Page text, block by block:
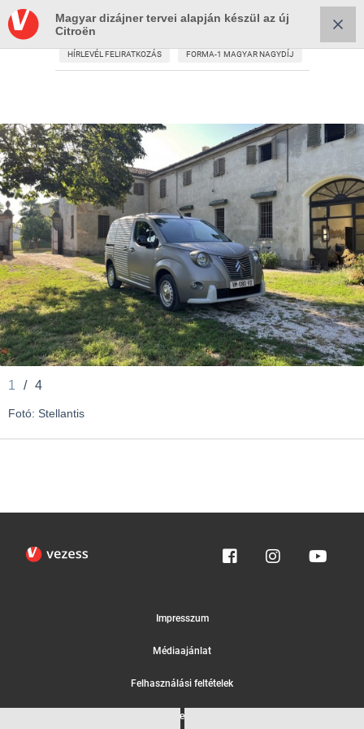
HÍRLEVÉL FELIRATKOZÁS FORMA-1 MAGYAR NAGYDÍJ
Magyar dizájner tervei alapján készül az új
Citroën
1 / 4
Fotó: Stellantis
Impresszum
Médiaajánlat
Felhasználási feltételek
Egyedi adatkezelési tájékoztató